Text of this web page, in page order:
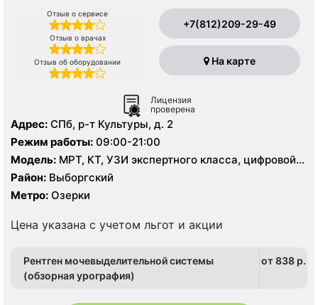
Отзыв о сервисе
Отзыв о врачах
Отзыв об оборудовании
+7(812)209-29-49
На карте
Лицензия
проверена
Адрес: СПб, р-т Культуры, д. 2
Режим работы: 09:00-21:00
Модель: МРТ, КТ, УЗИ экспертного класса, цифровой
рентген
Район: Выборгский
Метро: Озерки
Цена указана с учетом льгот и акции
Рентген мочевыделительной системы
(обзорная урография)
от 838 p.